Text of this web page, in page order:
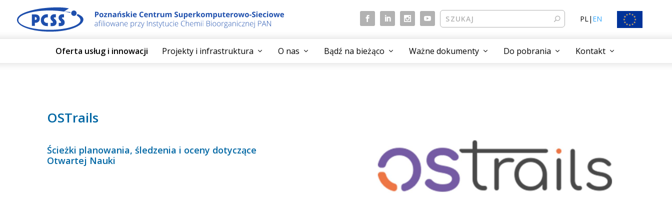
PL| EN
Oferta usług i innowacji Projekty i infrastruktura O nas Bądź na bieżąco Ważne dokumenty Do pobrania Kontakt
OSTrails
Ścieżki planowania, śledzenia i oceny dotyczące
Otwartej Nauki